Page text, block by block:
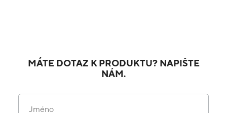
MÁTE DOTAZ K PRODUKTU? NAPIŠTE
NÁM.
Jméno